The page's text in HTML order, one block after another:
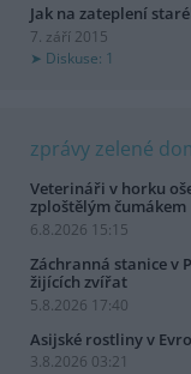
Jak na zateplení
7. září 2015
Diskuse: 1
zprávy zelené
Veterináři v horku
zploštělým čumákem
6.8.2026 15:15
Záchranná stanice v
žijících zvířat
5.8.2026 17:40
Asijské rostliny v
3.8.2026 03:21